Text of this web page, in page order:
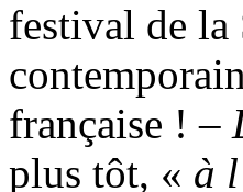
festival de la
française ! –
plus tôt, « à